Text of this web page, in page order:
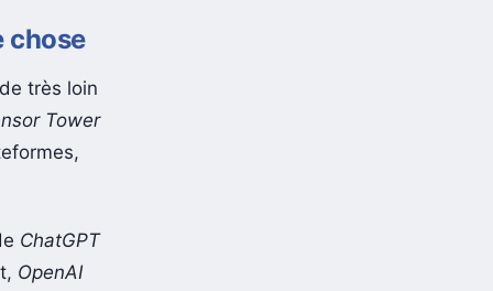
chose
très loin
Tower
ChatGPT
OpenAI